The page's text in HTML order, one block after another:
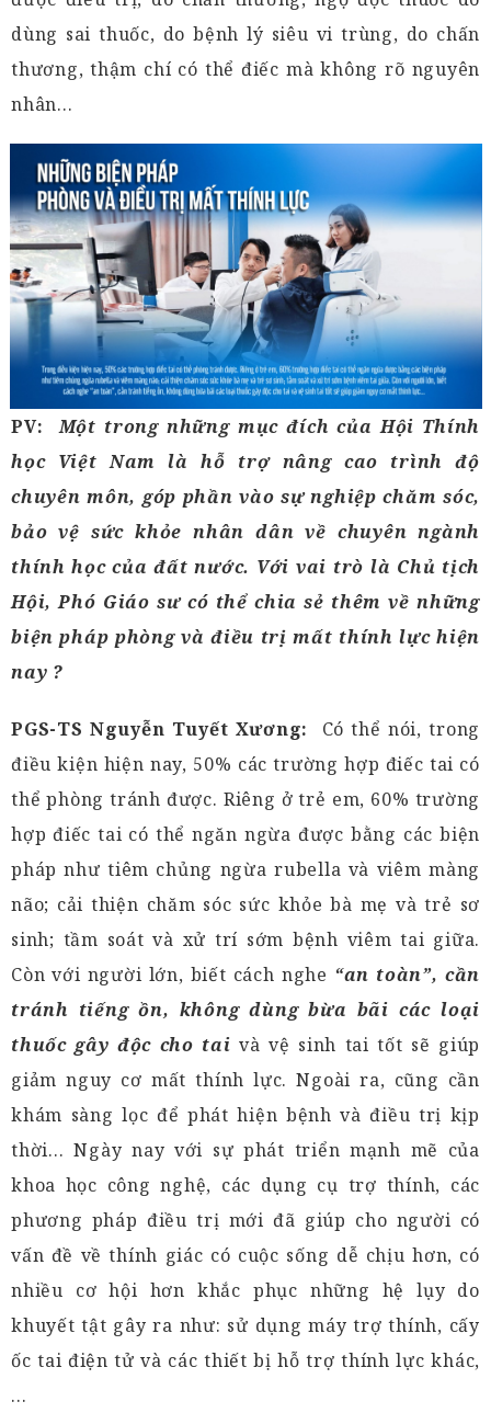
dùng sai thuốc, do bệnh lý siêu vi trùng, do chấn
thương, thậm chí có thể điếc mà không rõ nguyên
nhân...
PV:Một trong những mục đích của Hội Thính
học Việt Nam là hỗ trợ nâng cao trình độ
chuyên môn, góp phần vào sự nghiệp chăm sóc,
bảo vệ sức khỏe nhân dân về chuyên ngành
thính học của đất nước. Với vai trò là Chủ tịch
Hội, Phó Giáo sư có thể chia sẻ thêm về những
biện pháp phòng và điều trị mất thính lực hiện
nay ?
PGS-TS Nguyễn Tuyết Xương: Có thể nói, trong
điều kiện hiện nay, 50% các trường hợp điếc tai có
thể phòng tránh được. Riêng ở trẻ em, 60% trường
hợp điếc tai có thể ngăn ngừa được bằng các biện
pháp như tiêm chủng ngừa rubella và viêm màng
não; cải thiện chăm sóc sức khỏe bà mẹ và trẻ sơ
sinh; tầm soát và xử trí sớm bệnh viêm tai giữa.
Còn với người lớn, biết cách nghe “an toàn”, cần
tránh tiếng ồn, không dùng bừa bãi các loại
thuốc gây độc cho tai và vệ sinh tai tốt sẽ giúp
giảm nguy cơ mất thính lực. Ngoài ra, cũng cần
khám sàng lọc để phát hiện bệnh và điều trị kịp
thời… Ngày nay với sự phát triển mạnh mẽ của
khoa học công nghệ, các dụng cụ trợ thính, các
phương pháp điều trị mới đã giúp cho người có
vấn đề về thính giác có cuộc sống dễ chịu hơn, có
nhiều cơ hội hơn khắc phục những hệ lụy do
khuyết tật gây ra như: sử dụng máy trợ thính, cấy
ốc tai điện tử và các thiết bị hỗ trợ thính lực khác,
…